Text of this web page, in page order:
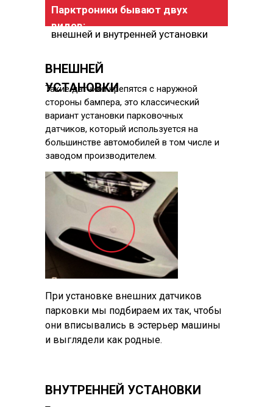
Парктроники бывают двух
видов:
внешней и внутренней установки
ВНЕШНЕЙ
УСТАНОВКИ
Такие датчики крепятся с наружной
стороны бампера, это классический
вариант установки парковочных
датчиков, который используется на
большинстве автомобилей в том числе и
заводом производителем.
ВНУТРЕННЕЙ УСТАНОВКИ
При установке внешних датчиков
парковки мы подбираем их так, чтобы
они вписывались в эстерьер машины
и выглядели как родные.